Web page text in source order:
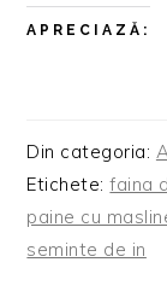
APRECIAZĂ:
Din categoria:
Etichete:faina
paine cu
seminte de in